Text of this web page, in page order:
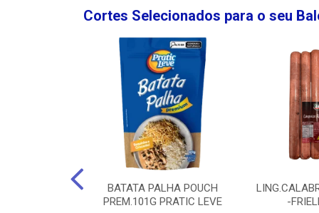
Cortes Selecionados para o seu
BATATA PALHA POUCH
PREM.101G PRATIC LEVE
-